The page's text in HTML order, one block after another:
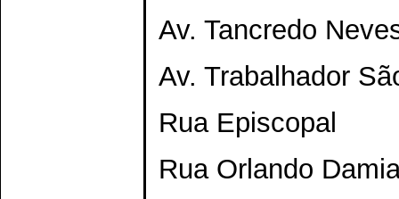
Av. Tancredo
Av. Trabalhador
Rua Episcopal
Rua Orlando